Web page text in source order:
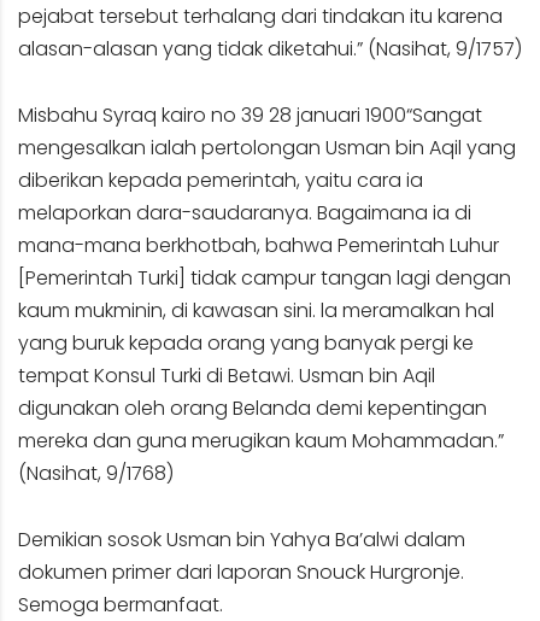
pejabat tersebut terhalang dari tindakan itu karena
alasan-alasan yang tidak diketahui.” (Nasihat, 9/1757)
Misbahu Syraq kairo no 39 28 januari 1900“Sangat
mengesalkan ialah pertolongan Usman bin Aqil yang
diberikan kepada pemerintah, yaitu cara ia
melaporkan dara-saudaranya. Bagaimana ia di
mana-mana berkhotbah, bahwa Pemerintah Luhur
[Pemerintah Turki] tidak campur tangan lagi dengan
kaum mukminin, di kawasan sini. la meramalkan hal
yang buruk kepada orang yang banyak pergi ke
tempat Konsul Turki di Betawi. Usman bin Aqil
digunakan oleh orang Belanda demi kepentingan
mereka dan guna merugikan kaum Mohammadan.”
(Nasihat, 9/1768)
Demikian sosok Usman bin Yahya Ba’alwi dalam
dokumen primer dari laporan Snouck Hurgronje.
Semoga bermanfaat.